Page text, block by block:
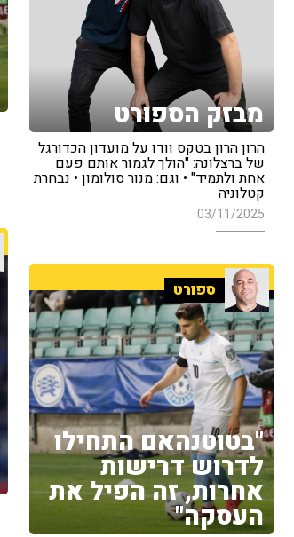
מבזק הספורט
הרון הרון בטקס וודו על מועדון הכדורגל
של ברצלונה: "הולך לגמור אותם פעם
אחת ולתמיד" • וגם: מנור סולומון • נבחרת
קטלוניה
03/11/2025
ספורט
"בטוטנהאם התחילו
לדרוש דרישות
אחרות, זה הפיל את
העסקה"